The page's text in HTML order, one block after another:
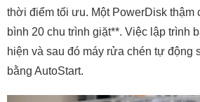
thời điểm tối ưu. Một PowerDisk thậm
bình 20 chu trình giặt**. Việc lập trình
hiện và sau đó máy rửa chén tự động
bằng AutoStart.